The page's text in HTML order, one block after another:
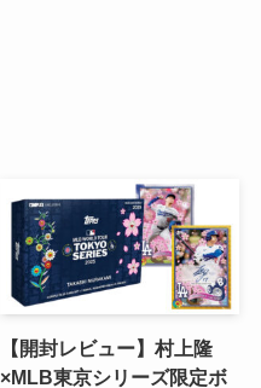
【開封レビュー】村上隆
×MLB東京シリーズ限定ボ